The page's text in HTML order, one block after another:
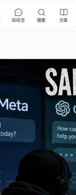
碎碎念 搜索 文章